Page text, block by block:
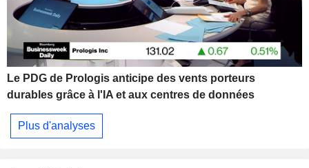
Le PDG de Prologis anticipe des vents porteurs
durables grâce à l'IA et aux centres de données
Plus d'analyses